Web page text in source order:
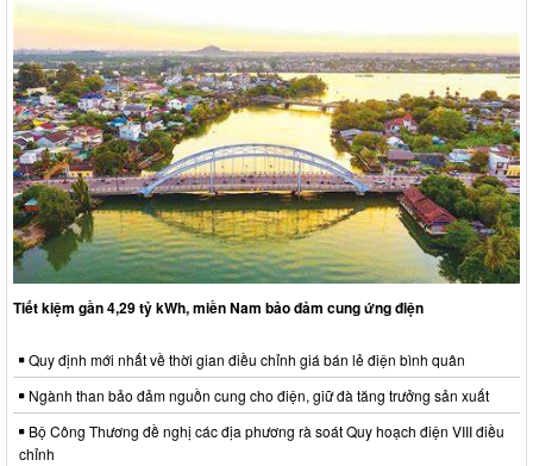
Tiết kiệm gần 4,29 tỷ kWh, miền Nam bảo đảm cung ứng điện
Quy định mới nhất về thời gian điều chỉnh giá bán lẻ điện bình quân
Ngành than bảo đảm nguồn cung cho điện, giữ đà tăng trưởng sản xuất
Bộ Công Thương đề nghị các địa phương rà soát Quy hoạch điện VIII điều
chỉnh